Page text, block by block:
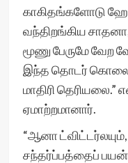
காகிதங்களோடு
வந்திறங்கிய
மூணு பேருமே
இந்த தொடர்
மாதிரி
ஏமாற்றமானார்.
“ஆனா ட்விட்டர்லயும்,
சந்தர்ப்பத்தைப்